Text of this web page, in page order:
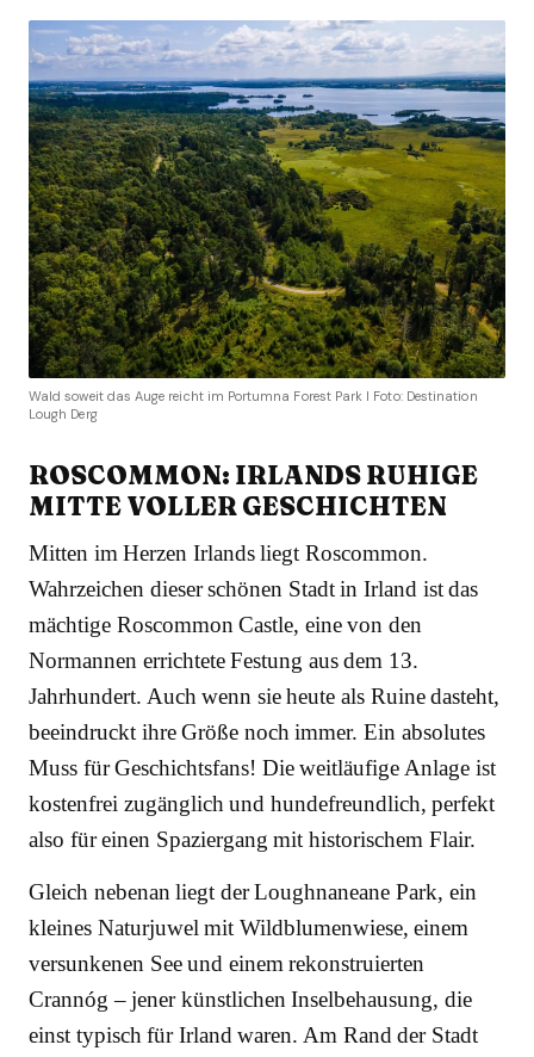
Wald soweit das Auge reicht im Portumna Forest Park I Foto: Destination
Lough Derg
ROSCOMMON: IRLANDS RUHIGE
MITTE VOLLER GESCHICHTEN
Mitten im Herzen Irlands liegt Roscommon.
Wahrzeichen dieser schönen Stadt in Irland ist das
mächtige Roscommon Castle, eine von den
Normannen errichtete Festung aus dem 13.
Jahrhundert. Auch wenn sie heute als Ruine dasteht,
beeindruckt ihre Größe noch immer. Ein absolutes
Muss für Geschichtsfans! Die weitläufige Anlage ist
kostenfrei zugänglich und hundefreundlich, perfekt
also für einen Spaziergang mit historischem Flair.
Gleich nebenan liegt der Loughnaneane Park, ein
kleines Naturjuwel mit Wildblumenwiese, einem
versunkenen See und einem rekonstruierten
Crannóg – jener künstlichen Inselbehausung, die
einst typisch für Irland waren. Am Rand der Stadt